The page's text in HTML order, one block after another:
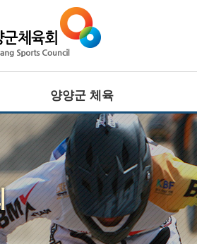
양양군 체육
전문체육
주요기능
·대회정보
생활체육
·주요기능
대회정보